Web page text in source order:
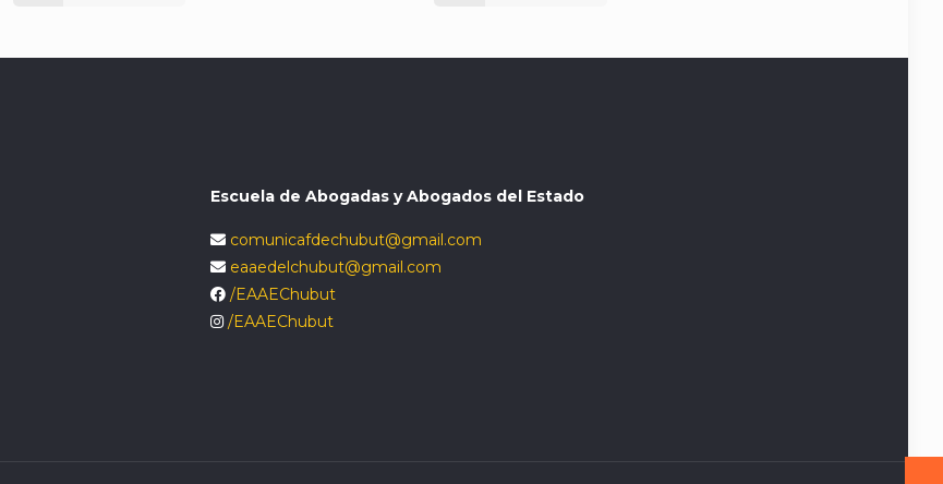
Escuela de Abogadas y Abogados del Estado
comunicafdechubut@gmail.com
eaaedelchubut@gmail.com
/EAAEChubut
/EAAEChubut